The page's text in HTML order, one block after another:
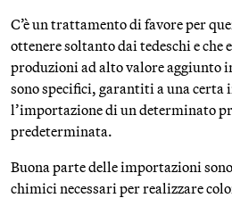
C’è un trattamento di favore per
ottenere soltanto dai tedeschi e che
produzioni ad alto valore aggiunto
sono specifici, garantiti a una certa
l’importazione di un determinato
predeterminata.
Buona parte delle importazioni
chimici necessari per realizzare